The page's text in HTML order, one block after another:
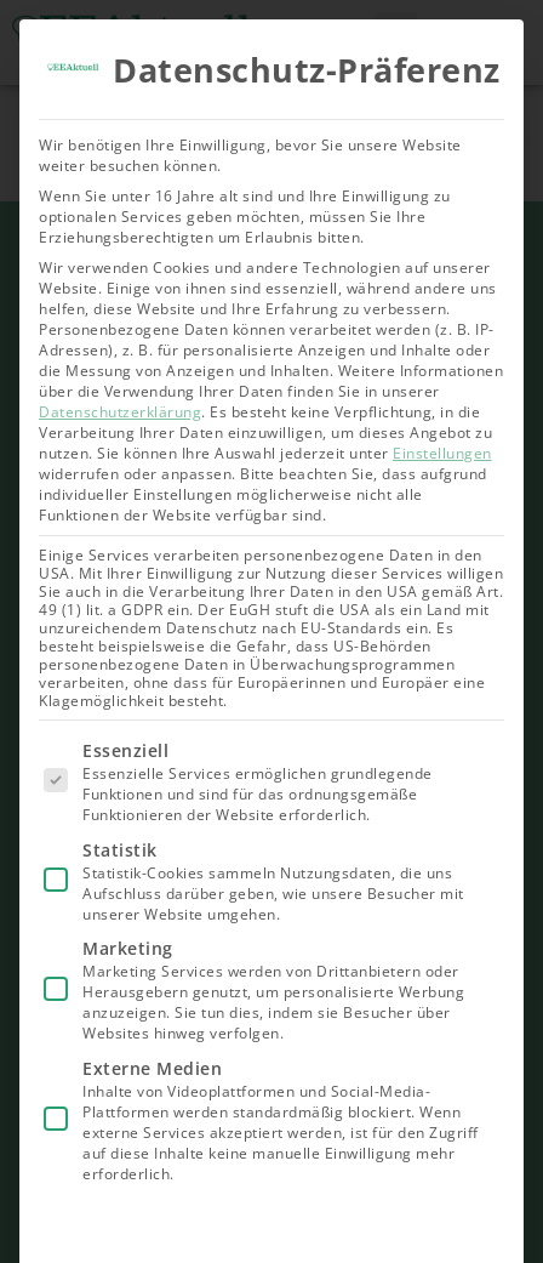
Nachhaltige
Investments
Allgemein Bioenergie
Datenschutz-Präferenz
Wir benötigen Ihre Einwilligung, bevor Sie unsere Website
weiter besuchen können.
Wenn Sie unter 16 Jahre alt sind und Ihre Einwilligung zu
optionalen Services geben möchten, müssen Sie Ihre
Erziehungsberechtigten um Erlaubnis bitten.
Wir verwenden Cookies und andere Technologien auf unserer
Website. Einige von ihnen sind essenziell, während andere uns
helfen, diese Website und Ihre Erfahrung zu verbessern.
Personenbezogene Daten können verarbeitet werden (z. B. IP-
Adressen), z. B. für personalisierte Anzeigen und Inhalte oder
die Messung von Anzeigen und Inhalten. Weitere Informationen
über die Verwendung Ihrer Daten finden Sie in unserer
Datenschutzerklärung. Es besteht keine Verpflichtung, in die
Verarbeitung Ihrer Daten einzuwilligen, um dieses Angebot zu
nutzen. Sie können Ihre Auswahl jederzeit unter Einstellungen
widerrufen oder anpassen. Bitte beachten Sie, dass aufgrund
individueller Einstellungen möglicherweise nicht alle
Funktionen der Website verfügbar sind.
Einige Services verarbeiten personenbezogene Daten in den
USA. Mit Ihrer Einwilligung zur Nutzung dieser Services willigen
Sie auch in die Verarbeitung Ihrer Daten in den USA gemäß Art.
49 (1) lit. a GDPR ein. Der EuGH stuft die USA als ein Land mit
unzureichendem Datenschutz nach EU-Standards ein. Es
besteht beispielsweise die Gefahr, dass US-Behörden
personenbezogene Daten in Überwachungsprogrammen
verarbeiten, ohne dass für Europäerinnen und Europäer eine
Klagemöglichkeit besteht.
Es folgt
eine Liste
der Service-
Gruppen,
für die eine
Einwilligung
erteilt
werden
kann. Die
erste
Service-
Gruppe ist
essenziell
und kann
nicht
abgewählt
Essenziell
Essenzielle Services ermöglichen grundlegende
Funktionen und sind für das ordnungsgemäße
Funktionieren der Website erforderlich.
Statistik
Statistik-Cookies sammeln Nutzungsdaten, die uns
Aufschluss darüber geben, wie unsere Besucher mit
unserer Website umgehen.
Marketing
Marketing Services werden von Drittanbietern oder
Herausgebern genutzt, um personalisierte Werbung
anzuzeigen. Sie tun dies, indem sie Besucher über
Websites hinweg verfolgen.
Externe Medien
Inhalte von Videoplattformen und Social-Media-
Plattformen werden standardmäßig blockiert. Wenn
externe Services akzeptiert werden, ist für den Zugriff
auf diese Inhalte keine manuelle Einwilligung mehr
erforderlich.